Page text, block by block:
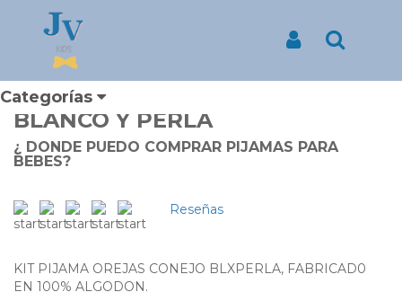
Categorías
Productos
KIT PIJAMA UNISEX DE OREJAS CONEJO COLOR BLANCO Y
KIT PIJAMA UNISEX DE
OREJAS CONEJO COLOR
BLANCO Y PERLA
¿ DONDE PUEDO COMPRAR PIJAMAS PARA
BEBES?
Reseñas
KIT PIJAMA OREJAS CONEJO BLXPERLA, FABRICAD0
EN 100% ALGODON.